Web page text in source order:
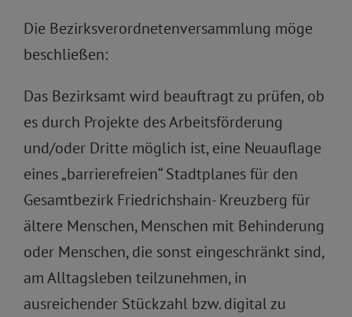
Die Bezirksverordnetenversammlung möge
beschließen:
Das Bezirksamt wird beauftragt zu prüfen, ob
es durch Projekte des Arbeitsförderung
und/oder Dritte möglich ist, eine Neuauflage
eines „barrierefreien“ Stadtplanes für den
Gesamtbezirk Friedrichshain- Kreuzberg für
ältere Menschen, Menschen mit Behinderung
oder Menschen, die sonst eingeschränkt sind,
am Alltagsleben teilzunehmen, in
ausreichender Stückzahl bzw. digital zu